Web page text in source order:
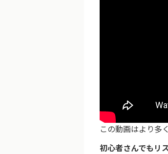
この動画はより多
初心者さんでもリ